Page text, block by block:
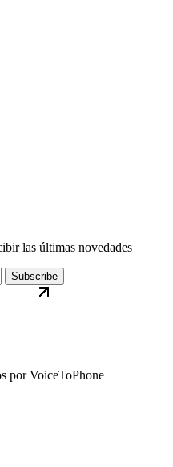
las últimas novedades
Subscribe
por VoiceToPhone